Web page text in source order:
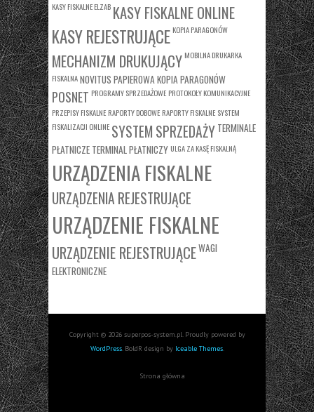
KASY FISKALNE ELZAB KASY FISKALNE ONLINE
KASY REJESTRUJĄCE KOPIA PARAGONÓW
MECHANIZM DRUKUJĄCY MOBILNA DRUKARKA
FISKALNANOVITUS PAPIEROWA KOPIA PARAGONÓW
POSNET PROGRAMY SPRZEDAŻOWE PROTOKOŁY KOMUNIKACYJNE
PRZEPISY FISKALNE RAPORTY DOBOWE RAPORTY FISKALNE SYSTEM
FISKALIZACJI ONLINE SYSTEM SPRZEDAŻY TERMINALE
PŁATNICZE TERMINAL PŁATNICZY ULGA ZA KASĘ FISKALNĄ
URZĄDZENIA FISKALNE
URZĄDZENIA REJESTRUJĄCE
URZĄDZENIE FISKALNE
URZĄDZENIE REJESTRUJĄCEWAGI
ELEKTRONICZNE
Copyright © 2026 superpos-system.pl. Proudly powered by
WordPress. BoldR design by Iceable Themes.
Strona główna